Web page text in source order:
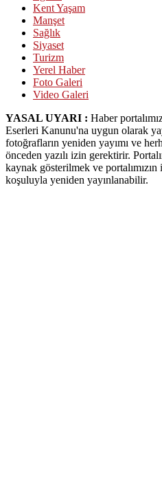
Kent Yaşam
Manşet
Sağlık
Siyaset
Turizm
Yerel Haber
Foto Galeri
Video Galeri
YASAL UYARI : Haber
Eserleri Kanunu'na uygun olarak
fotoğrafların yeniden yayımı ve
önceden yazılı izin gerektirir.
kaynak gösterilmek ve
koşuluyla yeniden yayınlanabilir.